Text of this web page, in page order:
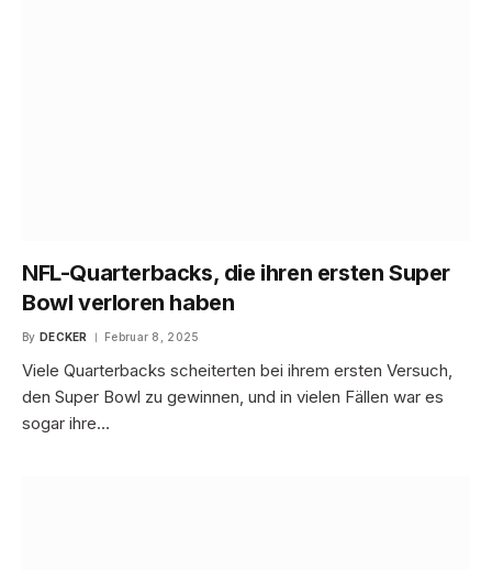
NFL-Quarterbacks, die ihren ersten Super
Bowl verloren haben
By DECKER Februar 8, 2025
Viele Quarterbacks scheiterten bei ihrem ersten Versuch,
den Super Bowl zu gewinnen, und in vielen Fällen war es
sogar ihre…